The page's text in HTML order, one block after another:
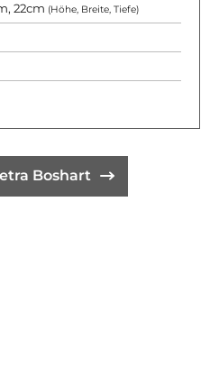
22cm (Höhe, Breite, Tiefe)
Boshart